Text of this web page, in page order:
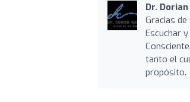
Dr.
Gracias
Escuchar
tanto el
propósito.